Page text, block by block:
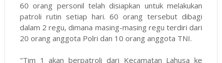
60 orang personil telah disiapkan untuk melakukan
patroli rutin setiap hari. 60 orang tersebut dibagi
dalam 2 regu, dimana masing-masing regu terdiri dari
20 orang anggota Polri dan 10 orang anggota TNI.
"Tim 1 akan berpatroli dari Kecamatan Lahusa ke